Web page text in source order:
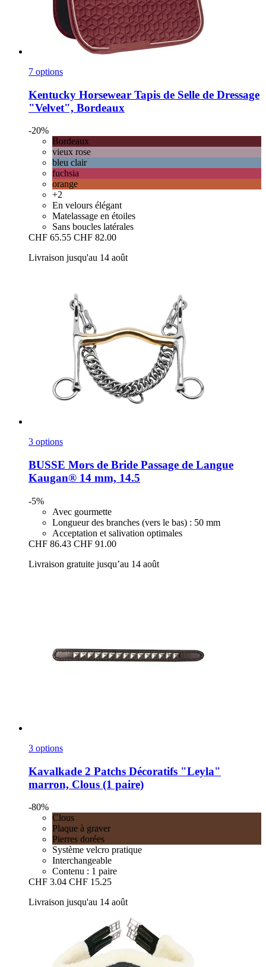
7 options
Kentucky Horsewear Tapis de Selle de Dressage
"Velvet", Bordeaux
-20%
Bordeaux
vieux rose
bleu clair
fuchsia
orange
+2
En velours élégant
Matelassage en étoiles
Sans boucles latérales
CHF 65.55 CHF 82.00
Livraison jusqu'au 14 août
3 options
BUSSE Mors de Bride Passage de Langue
Kaugan® 14 mm, 14.5
-5%
Avec gourmette
Longueur des branches (vers le bas) : 50 mm
Acceptation et salivation optimales
CHF 86.43 CHF 91.00
Livraison gratuite jusqu’au 14 août
3 options
Kavalkade 2 Patchs Décoratifs "Leyla"
marron, Clous (1 paire)
-80%
Clous
Plaque à graver
Pierres dorées
Système velcro pratique
Interchangeable
Contenu : 1 paire
CHF 3.04 CHF 15.25
Livraison jusqu'au 14 août